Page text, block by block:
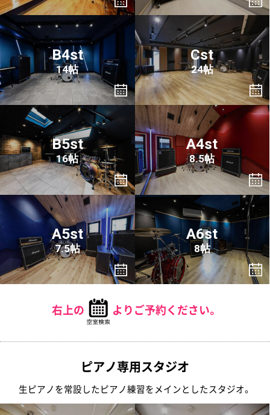
B4st
14帖
Cst
24帖
B5st
16帖
A4st
8.5帖
A5st
7.5帖
A6st
8帖
右上の よりご予約ください。
ピアノ専用スタジオ
生ピアノを常設したピアノ練習をメインとしたスタジオ。